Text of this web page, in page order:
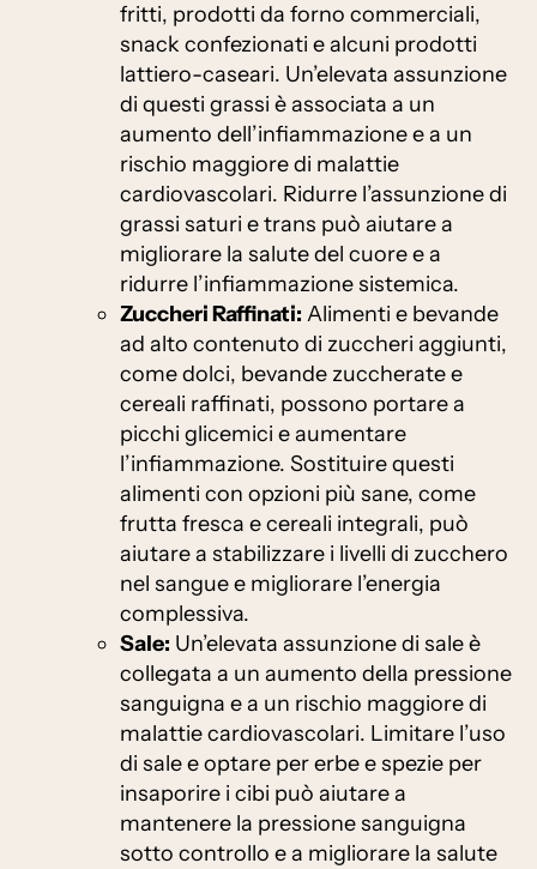
fritti, prodotti da forno commerciali,
snack confezionati e alcuni prodotti
lattiero-caseari. Un’elevata assunzione
di questi grassi è associata a un
aumento dell’infiammazione e a un
rischio maggiore di malattie
cardiovascolari. Ridurre l’assunzione di
grassi saturi e trans può aiutare a
migliorare la salute del cuore e a
ridurre l’infiammazione sistemica.
Zuccheri Raffinati: Alimenti e bevande
ad alto contenuto di zuccheri aggiunti,
come dolci, bevande zuccherate e
cereali raffinati, possono portare a
picchi glicemici e aumentare
l’infiammazione. Sostituire questi
alimenti con opzioni più sane, come
frutta fresca e cereali integrali, può
aiutare a stabilizzare i livelli di zucchero
nel sangue e migliorare l’energia
complessiva.
Sale: Un’elevata assunzione di sale è
collegata a un aumento della pressione
sanguigna e a un rischio maggiore di
malattie cardiovascolari. Limitare l’uso
di sale e optare per erbe e spezie per
insaporire i cibi può aiutare a
mantenere la pressione sanguigna
sotto controllo e a migliorare la salute